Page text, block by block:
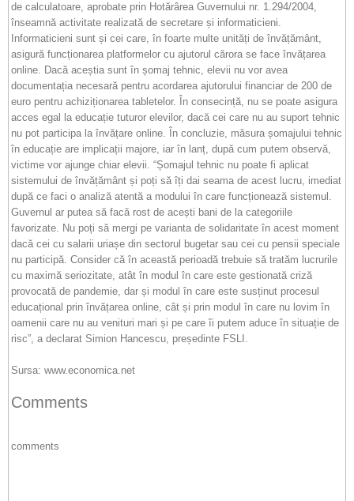
de calculatoare, aprobate prin Hotărârea Guvernului nr. 1.294/2004,
înseamnă activitate realizată de secretare și informaticieni.
Informaticieni sunt și cei care, în foarte multe unități de învățământ,
asigură funcționarea platformelor cu ajutorul cărora se face învățarea
online. Dacă aceștia sunt în șomaj tehnic, elevii nu vor avea
documentația necesară pentru acordarea ajutorului financiar de 200 de
euro pentru achiziționarea tabletelor. În consecință, nu se poate asigura
acces egal la educație tuturor elevilor, dacă cei care nu au suport tehnic
nu pot participa la învățare online. În concluzie, măsura șomajului tehnic
în educație are implicații majore, iar în lanț, după cum putem observă,
victime vor ajunge chiar elevii. “Șomajul tehnic nu poate fi aplicat
sistemului de învățământ și poți să îți dai seama de acest lucru, imediat
după ce faci o analiză atentă a modului în care funcționează sistemul.
Guvernul ar putea să facă rost de acești bani de la categoriile
favorizate. Nu poți să mergi pe varianta de solidaritate în acest moment
dacă cei cu salarii uriașe din sectorul bugetar sau cei cu pensii speciale
nu participă. Consider că în această perioadă trebuie să tratăm lucrurile
cu maximă seriozitate, atât în modul în care este gestionată criză
provocată de pandemie, dar și modul în care este susținut procesul
educațional prin învățarea online, cât și prin modul în care nu lovim în
oamenii care nu au venituri mari și pe care îi putem aduce în situație de
risc”, a declarat Simion Hancescu, președinte FSLI.
Sursa: www.economica.net
Comments
comments